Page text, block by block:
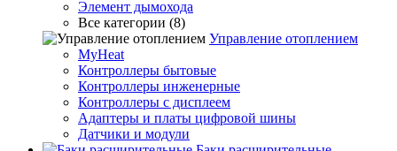
Элемент дымохода
Все категории (8)
Управление отоплением
MyHeat
Контроллеры бытовые
Контроллеры инженерные
Контроллеры с дисплеем
Адаптеры и платы цифровой шины
Датчики и модули